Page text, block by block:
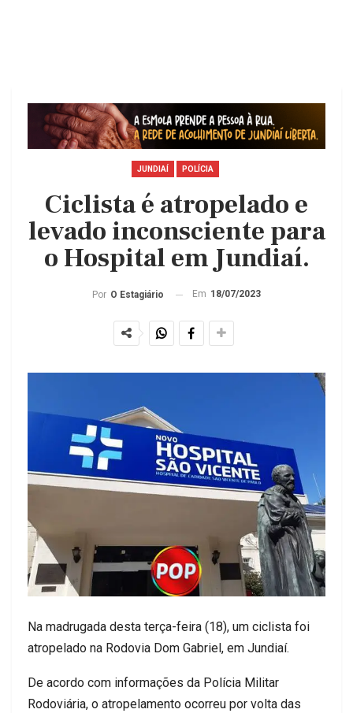
JUNDIAÍ POLÍCIA
Ciclista é atropelado e
levado inconsciente para
o Hospital em Jundiaí.
Por O Estagiário Em 18/07/2023
Na madrugada desta terça-feira (18), um ciclista foi
atropelado na Rodovia Dom Gabriel, em Jundiaí.
De acordo com informações da Polícia Militar
Rodoviária, o atropelamento ocorreu por volta das